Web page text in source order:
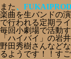
また、
楽曲を生バンドの
で行われる定期ライ
毎回小劇場で活動
「ハイバイ」の岩
野田秀樹さんなど
るようです！！す